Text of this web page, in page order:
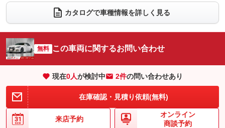
電動リアゲート フロントカメラ
：装備なし
：装備あり ：装備なし
サイドカメラ
：装備なし ルーフレール
：装備なし
：装備なし
：装備あり
装備略号／用語解説
カタログで車種情報を詳しく見る
無料 この車両に関するお問い合わせ
現在0人が検討中 2件の問い合わせあり
在庫確認・見積り依頼(無料)
来店予約
オンライン
商談予約